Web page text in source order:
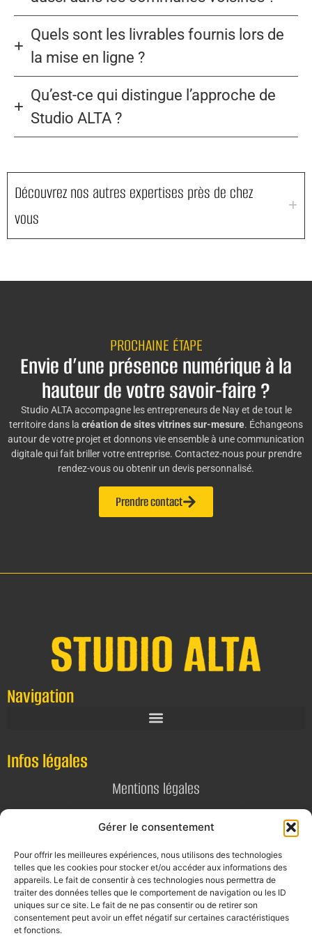
Gérer le consentement
Pour offrir les meilleures expériences, nous utilisons des technologies
telles que les cookies pour stocker et/ou accéder aux informations des
appareils. Le fait de consentir à ces technologies nous permettra de
traiter des données telles que le comportement de navigation ou les ID
uniques sur ce site. Le fait de ne pas consentir ou de retirer son
consentement peut avoir un effet négatif sur certaines caractéristiques
et fonctions.
Quels sont les livrables fournis lors de
la mise en ligne ?
Qu’est-ce qui distingue l’approche de
Studio ALTA ?
Découvrez nos autres expertises près de chez
vous
PROCHAINE ÉTAPE
Envie d’une présence numérique à la
hauteur de votre savoir-faire ?
Studio ALTA accompagne les entrepreneurs de Nay et de tout le
territoire dans la création de sites vitrines sur-mesure. Échangeons
autour de votre projet et donnons vie ensemble à une communication
digitale qui fait briller votre entreprise. Contactez-nous pour prendre
rendez-vous ou obtenir un devis personnalisé.
Prendre contact
Navigation
Infos légales
Mentions légales
Politique de confidentialité
Contact
E-mail
contact@alta-studio.fr